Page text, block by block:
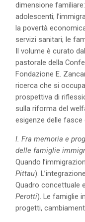
dimensione
adolescenti;
la povertà
servizi sanitari; le
Il volume è curato
pastorale della
Fondazione E.
ricerca che si
prospettiva di
sulla riforma del
esigenze delle fasce
I. Fra memoria e
delle famiglie
Quando
Pittau).
Quadro concettuale
Perotti). Le famiglie
progetti,